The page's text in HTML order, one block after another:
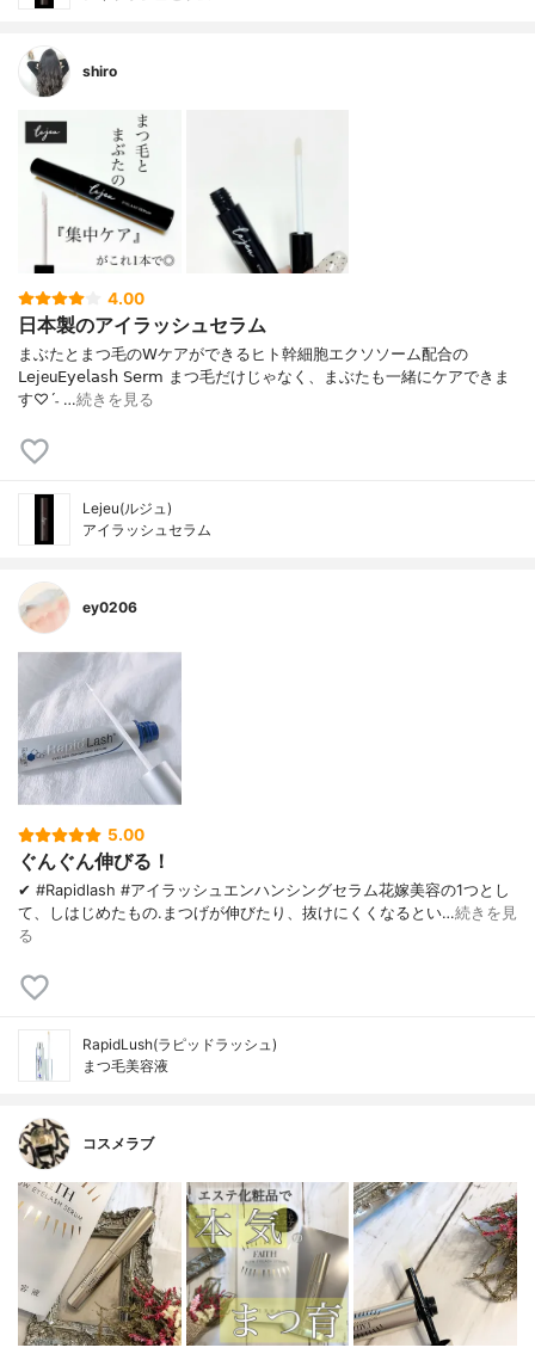
shiro
4.00
日本製のアイラッシュセラム
まぶたとまつ毛の𝖶ケアができるヒト幹細胞エクソソーム配合の
𝖫𝖾𝗃eu𝖤𝗒𝖾𝗅𝖺𝗌𝗁 𝖲𝖾𝗋𝗆 まつ毛だけじゃなく、まぶたも一緒にケアできま
す♡ˊ˗ …続きを見る
Lejeu(ルジュ)
アイラッシュセラム
ey0206
5.00
ぐんぐん伸びる！
✔︎ #Rapidlash #アイラッシュエンハンシングセラム 花嫁美容の1つとし
て、しはじめたもの. まつげが伸びたり、 抜けにくくなるとい…続きを見
る
RapidLush(ラピッドラッシュ)
まつ毛美容液
コスメラブ